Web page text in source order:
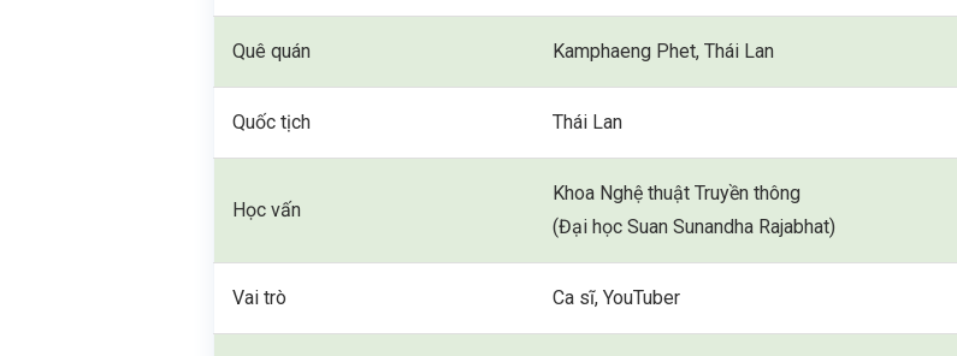
Quê quán Kamphaeng Phet, Thái Lan
Quốc tịch Thái Lan
Học vấn
Khoa Nghệ thuật Truyền thông
(Đại học Suan Sunandha Rajabhat)
Vai trò Ca sĩ, YouTuber